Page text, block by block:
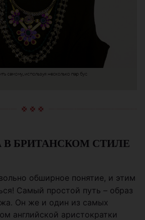
В БРИТАНСКОМ СТИЛЕ
обширное понятие, и этим
Самый простой путь – образ
Он же и один из самых
английской аристократки